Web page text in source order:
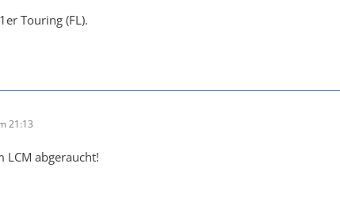
Touring (FL).
21:13
LCM abgeraucht!